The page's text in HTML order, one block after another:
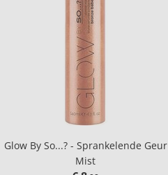
Glow By So...? - Sprankelende Geur
Mist